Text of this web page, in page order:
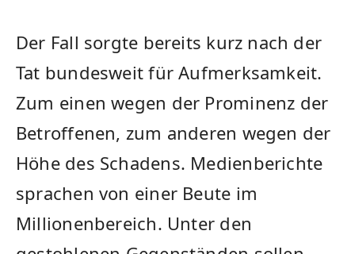
Der Fall sorgte bereits kurz nach der
Tat bundesweit für Aufmerksamkeit.
Zum einen wegen der Prominenz der
Betroffenen, zum anderen wegen der
Höhe des Schadens. Medienberichte
sprachen von einer Beute im
Millionenbereich. Unter den